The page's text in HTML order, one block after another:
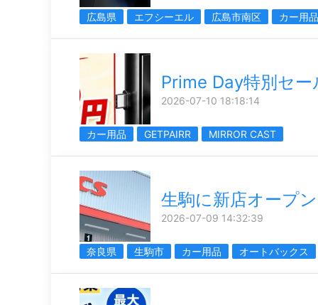
広島県 エフシーエル 広島市南区 カー用品
Prime Day特別セー
2026-07-10 18:18:14
カー用品 GETPAIRR MIRROR CAST
生駒に新店オープン
2026-07-09 14:32:39
奈良県 生駒市 カー用品 オートバックス